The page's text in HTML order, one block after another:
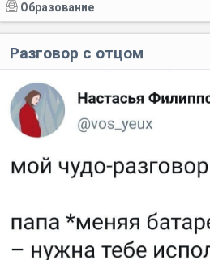
Образование
Разговор с отцом